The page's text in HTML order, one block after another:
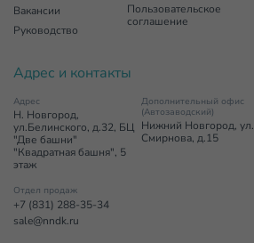
Вакансии
Руководство
Пользовательское
соглашение
Адрес и контакты
Адрес
Н. Новгород,
ул.Белинского, д.32, БЦ
"Две башни"
"Квадратная башня", 5
этаж
Дополнительный офис
(Автозаводский)
Нижний Новгород, ул.
Смирнова, д.15
Отдел продаж
+7 (831) 288-35-34
sale@nndk.ru